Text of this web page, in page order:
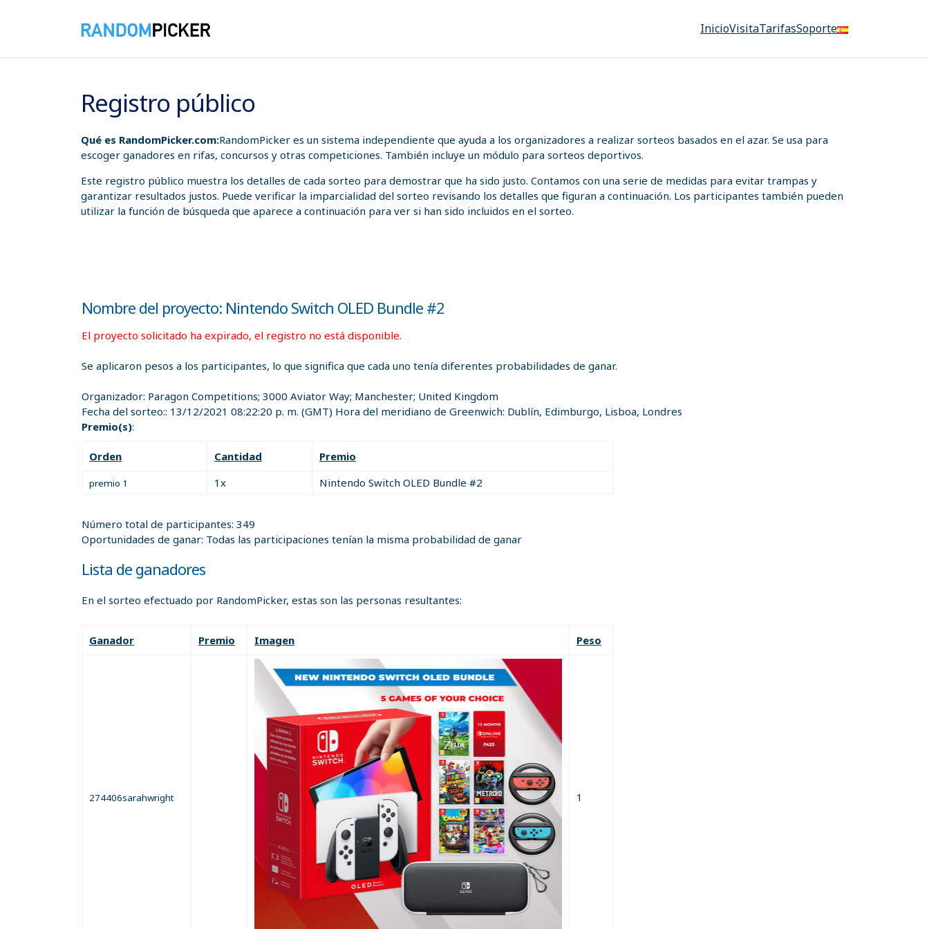
InicioVisitaTarifasSoporte
Registro público
Qué es RandomPicker.com:RandomPicker es un sistema independiente que ayuda a los organizadores a realizar sorteos basados en el azar. Se usa para
escoger ganadores en rifas, concursos y otras competiciones. También incluye un módulo para sorteos deportivos.
Este registro público muestra los detalles de cada sorteo para demostrar que ha sido justo. Contamos con una serie de medidas para evitar trampas y
garantizar resultados justos. Puede verificar la imparcialidad del sorteo revisando los detalles que figuran a continuación. Los participantes también pueden
utilizar la función de búsqueda que aparece a continuación para ver si han sido incluidos en el sorteo.
Nombre del proyecto: Nintendo Switch OLED Bundle #2
El proyecto solicitado ha expirado, el registro no está disponible.
Se aplicaron pesos a los participantes, lo que significa que cada uno tenía diferentes probabilidades de ganar.
Organizador: Paragon Competitions; 3000 Aviator Way; Manchester; United Kingdom
Fecha del sorteo:: 13/12/2021 08:22:20 p. m. (GMT) Hora del meridiano de Greenwich: Dublín, Edimburgo, Lisboa, Londres
Premio(s):
Orden Cantidad Premio
premio 1 1x Nintendo Switch OLED Bundle #2
Número total de participantes: 349
Oportunidades de ganar: Todas las participaciones tenían la misma probabilidad de ganar
Lista de ganadores
En el sorteo efectuado por RandomPicker, estas son las personas resultantes:
Ganador Premio Imagen Peso
274406sarahwright 1